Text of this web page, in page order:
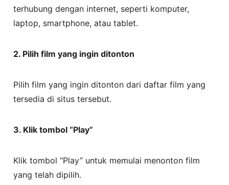
terhubung dengan internet, seperti komputer,
laptop, smartphone, atau tablet.
2. Pilih film yang ingin ditonton
Pilih film yang ingin ditonton dari daftar film yang
tersedia di situs tersebut.
3. Klik tombol “Play”
Klik tombol “Play” untuk memulai menonton film
yang telah dipilih.